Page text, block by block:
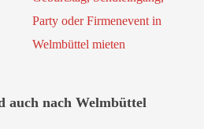
auch nach Welmbüttel